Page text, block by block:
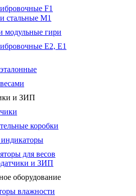
F1
стальные М1
модульные гири
E2, Е1
и ЗИП
коробки
для весов
и ЗИП
оборудование
влажности